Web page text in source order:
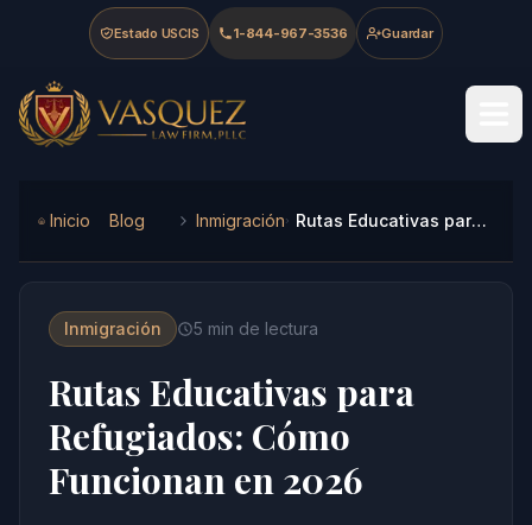
Skip to main content
Skip to navigation
Skip to footer
Estado USCIS 1-844-967-3536 Guardar
Vasquez Law Firm - Home
Inicio Blog Inmigración Rutas Educativas para Refugiados: Cómo Funcionan en 2026
Inmigración 5 min de lectura
Rutas Educativas para
Refugiados: Cómo
Funcionan en 2026